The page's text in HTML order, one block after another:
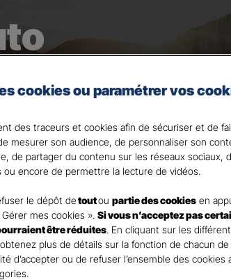
vous choisissez les
?
cookies ou paramétrer vos
des traceurs et cookies afin de sécuriser et de
mesurer son audience, de personnaliser son
de partager du contenu sur les réseaux sociaux,
ou encore de permettre la lecture de vidéos.
le dépôt detoutou partie des cookies en
mes cookies ». Si vous n’acceptez pas
être réduites. En cliquant sur les
plus de détails sur la fonction de chacun
d’accepter ou de refuser l’ensemble des cookies